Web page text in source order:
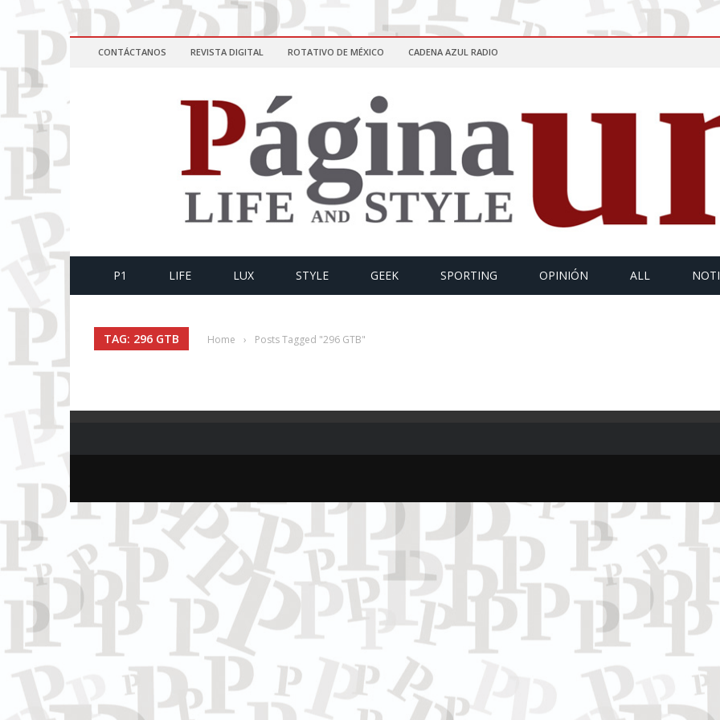
CONTÁCTANOS REVISTA DIGITAL ROTATIVO DE MÉXICO CADENA AZUL RADIO
P1 LIFE LUX STYLE GEEK SPORTING OPINIÓN ALL
TAG: 296 GTB Home › Posts Tagged "296 GTB"